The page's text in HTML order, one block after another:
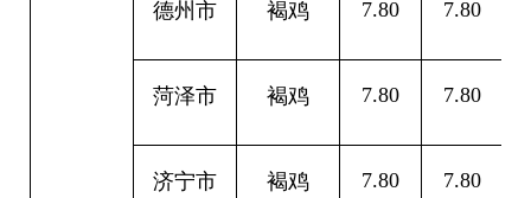
德州市 褐鸡 7.80 7.80
菏泽市 褐鸡 7.80 7.80
济宁市 褐鸡 7.80 7.80